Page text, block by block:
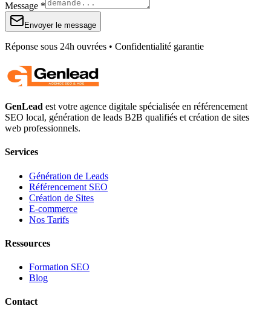
Message *
Envoyer le message
Réponse sous 24h ouvrées • Confidentialité garantie
GenLead est votre agence digitale spécialisée en référencement
SEO local, génération de leads B2B qualifiés et création de sites
web professionnels.
Services
Génération de Leads
Référencement SEO
Création de Sites
E-commerce
Nos Tarifs
Ressources
Formation SEO
Blog
Contact